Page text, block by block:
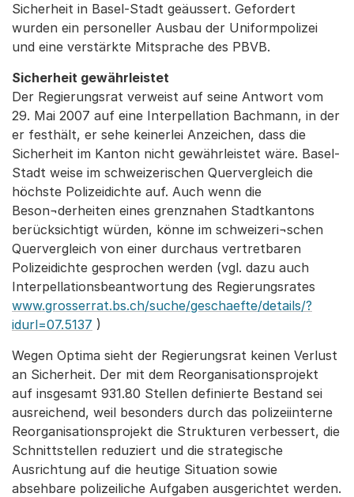
Sicherheit in Basel-Stadt geäussert. Gefordert
wurden ein personeller Ausbau der Uniformpolizei
und eine verstärkte Mitsprache des PBVB.
Sicherheit gewährleistet
Der Regierungsrat verweist auf seine Antwort vom
29. Mai 2007 auf eine Interpellation Bachmann, in der
er festhält, er sehe keinerlei Anzeichen, dass die
Sicherheit im Kanton nicht gewährleistet wäre. Basel-
Stadt weise im schweizerischen Quervergleich die
höchste Polizeidichte auf. Auch wenn die
Beson¬derheiten eines grenznahen Stadtkantons
berücksichtigt würden, könne im schweizeri¬schen
Quervergleich von einer durchaus vertretbaren
Polizeidichte gesprochen werden (vgl. dazu auch
Interpellationsbeantwortung des Regierungsrates
www.grosserrat.bs.ch/suche/geschaefte/details/?
idurl=07.5137 )
Wegen Optima sieht der Regierungsrat keinen Verlust
an Sicherheit. Der mit dem Reorganisationsprojekt
auf insgesamt 931.80 Stellen definierte Bestand sei
ausreichend, weil besonders durch das polizeiinterne
Reorganisationsprojekt die Strukturen verbessert, die
Schnittstellen reduziert und die strategische
Ausrichtung auf die heutige Situation sowie
absehbare polizeiliche Aufgaben ausgerichtet werden.